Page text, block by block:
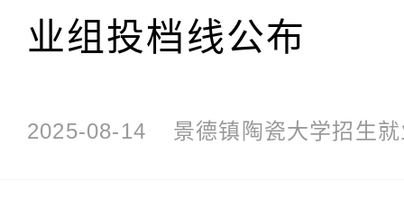
业组投档线公布
2025-08-14 景德镇陶瓷大学招生